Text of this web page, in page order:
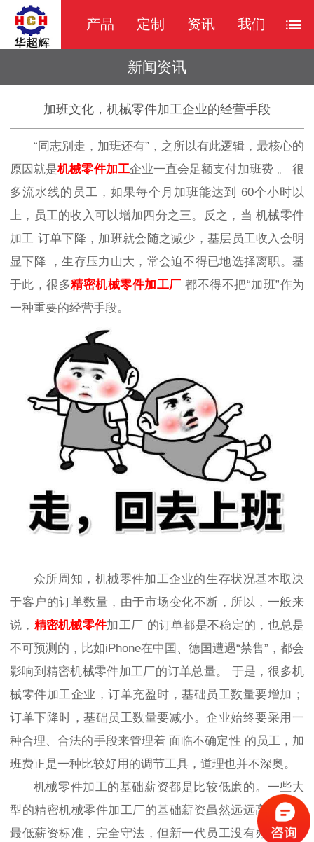
产品 定制 资讯 我们
新闻资讯
加班文化，机械零件加工企业的经营手段
“同志别走，加班还有”，之所以有此逻辑，最核心的
原因就是机械零件加工企业一直会足额支付加班费 。
很
多流水线的员工 ，如果每个月加班能达到
60个小时以
上，员工的收入可以增加四分之三。 反之，当 机械零件
加工 订单下降，加班就会随之减少，基层员工收入会明
显下降
，生存压力山大，常会迫不得已地选择离职。基
于此，很多精密机械零件加工厂 都不得不把“加班”作为
一种重要的经营手段。
众所周知， 机械零件加工企业的生存状况基本取决
于客户的订单数量， 由于市场变化不断 ，所以，一般来
说， 精密机械零件加工厂 的订单都是不稳定的，也总是
不可预测的， 比如iPhone在中国、德国遭遇“禁售”，都会
影响到精密机械零件加工厂的订单总量。 于是，很多机
械零件加工企业，订单充盈时，基础员工数量要增加；
订单下降时，基础员工数量要减小。企业始终要采用一
种合理、合法的手段来管理着 面临不确定性 的员工，加
班费正是一种比较好用的调节工具，道理也并不深奥。
机械零件加工的基础薪资都是比较低廉的。 一些大
型的精密机械零件加工厂的基础薪资虽然远远高于当地
最低薪资标准，完全守法，但新一代员工没有办法只靠